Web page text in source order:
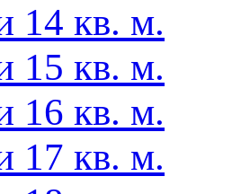
14 кв. м.
15 кв. м.
16 кв. м.
17 кв. м.